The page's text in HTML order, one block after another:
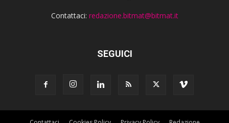
Contattaci: redazione.bitmat@bitmat.it
SEGUICI